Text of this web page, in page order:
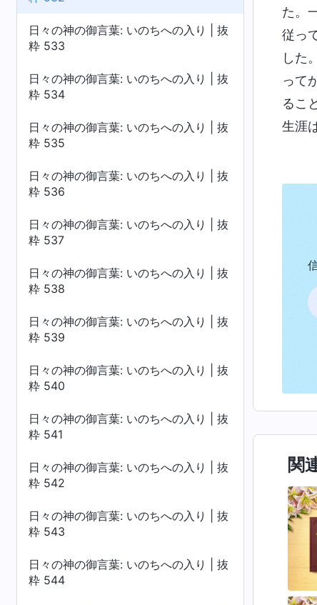
日々の神の御言葉: いのちへの入り | 抜
粋 533
日々の神の御言葉: いのちへの入り | 抜
粋 534
日々の神の御言葉: いのちへの入り | 抜
粋 535
日々の神の御言葉: いのちへの入り | 抜
粋 536
日々の神の御言葉: いのちへの入り | 抜
粋 537
日々の神の御言葉: いのちへの入り | 抜
粋 538
日々の神の御言葉: いのちへの入り | 抜
粋 539
日々の神の御言葉: いのちへの入り | 抜
粋 540
日々の神の御言葉: いのちへの入り | 抜
粋 541
日々の神の御言葉: いのちへの入り | 抜
粋 542
日々の神の御言葉: いのちへの入り | 抜
粋 543
日々の神の御言葉: いのちへの入り | 抜
粋 544
た。
従っ
した
って
るこ
生涯
関